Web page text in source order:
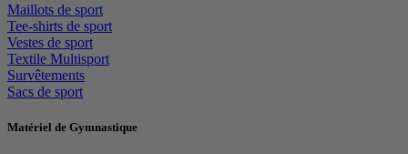
Maillots de sport
Tee-shirts de sport
Vestes de sport
Textile Multisport
Survêtements
Sacs de sport
Matériel de Gymnastique